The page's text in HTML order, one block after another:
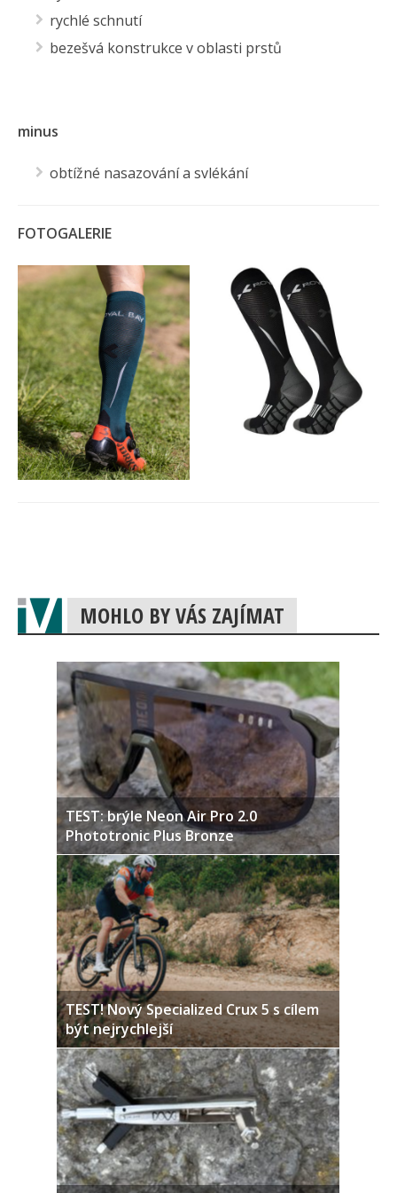
rychlé schnutí
bezešvá konstrukce v oblasti prstů
minus
obtížné nasazování a svlékání
FOTOGALERIE
MOHLO BY VÁS ZAJÍMAT
TEST: brýle Neon Air Pro 2.0
Phototronic Plus Bronze
TEST! Nový Specialized Crux 5 s cílem
být nejrychlejší